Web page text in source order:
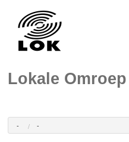
Lokale
- -